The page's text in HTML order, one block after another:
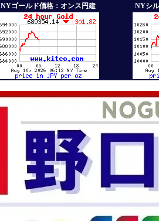
NYゴールド価格：オンス円建 NYシ